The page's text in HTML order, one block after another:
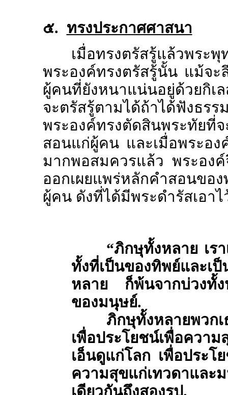
๕. ทรงประกาศศาสนา
เมื่อทรงตรัสรู้แล้วพระ
พระองค์ทรงตรัสรู้นั้น แม้จะ
ผู้คนที่ยังหนาแน่นอยู่ด้วยกิเ
จะตรัสรู้ตามได้ถ้าได้ฟัง
พระองค์ทรงตัดสินพระทัยที่
สอนแก่ผู้คน และเมื่อพระอง
มากพอสมควรแล้ว พระองค์
ออกเผยแพร่หลักคำสอนข
ผู้คน ดังที่ได้มีพระดำรัสเอาไ
“ภิกษุทั้งหลาย เร
ทั้งที่เป็นของทิพย์และเ
หลาย ก็พ้นจากบ่วงทั้
ของมนุษย์.
ภิกษุทั้งหลายพวกเ
เพื่อประโยชน์เพื่อคว
เอ็นดูแก่โลก เพื่อประ
ความสุขแก่เทวดาแล
เดียวกันถึงสองรูป.